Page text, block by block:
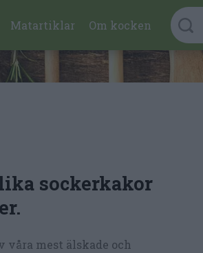
Matartiklar Om kocken
sockerkakor
våra mest älskade och